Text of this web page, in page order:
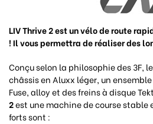
LIV Thrive 2 est un vélo de route
! Il vous permettra de réaliser des
Conçu selon la philosophie des 3F, le
châssis en Aluxx léger, un
Fuse, alloy et des freins à disque
2est une machine de course stable
forts sont :